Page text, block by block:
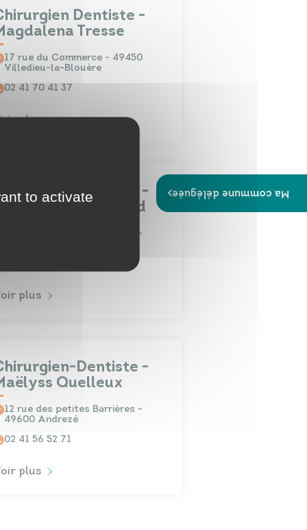
Dentiste -
Tresse
17 rue du Commerce - 49450
Villedieu-la-Blouère
02 41 70 41 37
plus
Dentiste -
Guillaume Blanchard
12 rue des petites Barrières -
plus
Dentiste -
Quelleux
12 rue des petites Barrières -
49600 Andrezé
02 41 56 52 71
plus
Ma commune déléguée
to activate